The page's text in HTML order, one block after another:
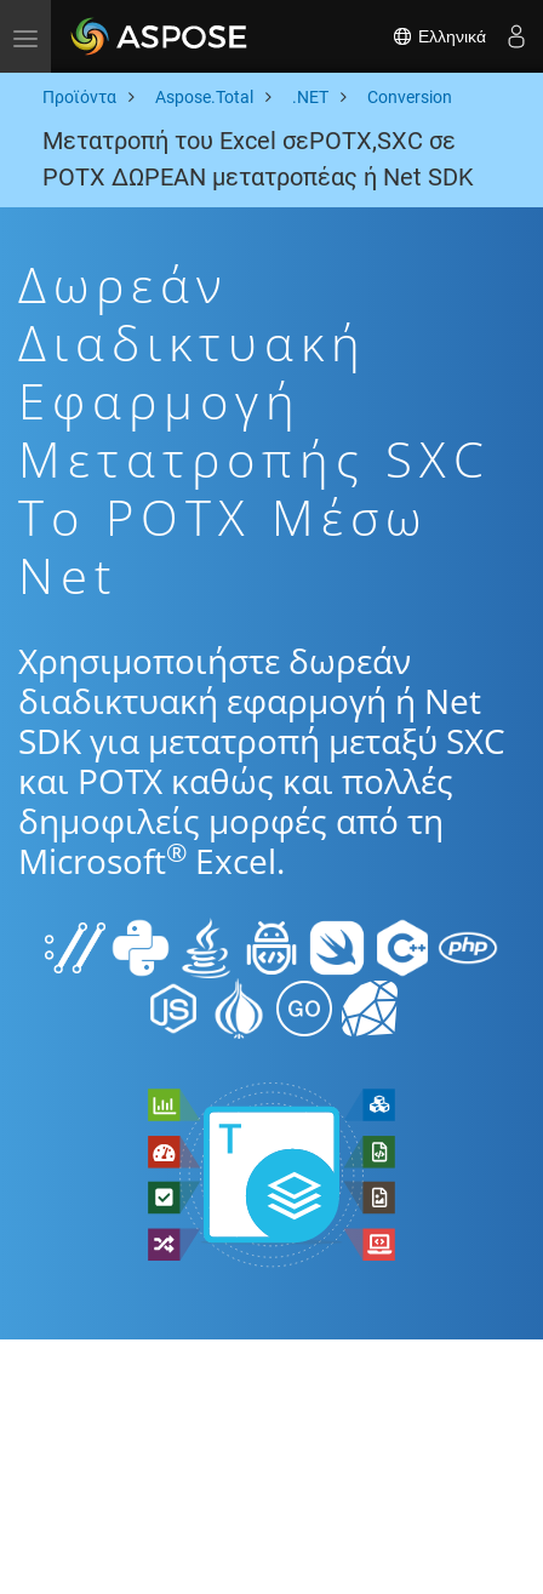
Toggle navigation Ελληνικά
Προϊόντα Aspose.Total .NET Conversion
Μετατροπή του Excel σεPOTX,SXC σε
POTX ΔΩΡΕΑΝ μετατροπέας ή Net SDK
Δωρεάν
Διαδικτυακή
Εφαρμογή
Μετατροπής SXC
To POTX Μέσω
Net
Χρησιμοποιήστε δωρεάν
διαδικτυακή εφαρμογή ή Net
SDK για μετατροπή μεταξύ SXC
και POTX καθώς και πολλές
δημοφιλείς μορφές από τη
Microsoft® Excel.